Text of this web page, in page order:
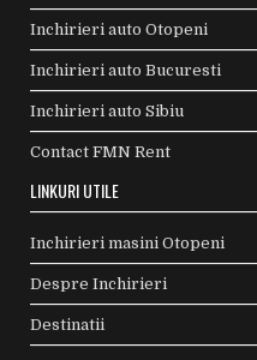
Inchirieri auto Otopeni
Inchirieri auto Bucuresti
Inchirieri auto Sibiu
Contact FMN Rent
LINKURI UTILE
Inchirieri masini Otopeni
Despre Inchirieri
Destinatii